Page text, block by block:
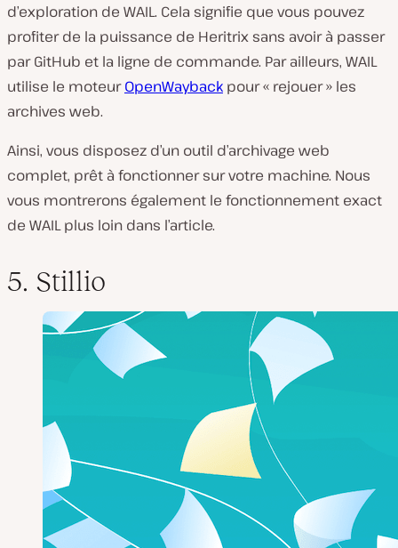
d’exploration de WAIL. Cela signifie que vous pouvez
profiter de la puissance de Heritrix sans avoir à passer
par GitHub et la ligne de commande. Par ailleurs, WAIL
utilise le moteurOpenWayback pour « rejouer » les
archives web.
Ainsi, vous disposez d’un outil d’archivage web
complet, prêt à fonctionner sur votre machine. Nous
vous montrerons également le fonctionnement exact
de WAIL plus loin dans l’article.
5. Stillio